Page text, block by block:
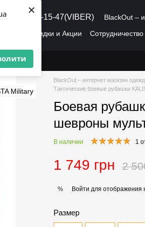
×
(095) 486-15-47(VIBER)
BlackOut –
Скидки и Акции Сотрудничество
BlackOut – интернет магазин
Тактические боевые рубашки
Боевая
шевроны
В наличии 1
1 749 грн 2
% Войти для отображения
Размер